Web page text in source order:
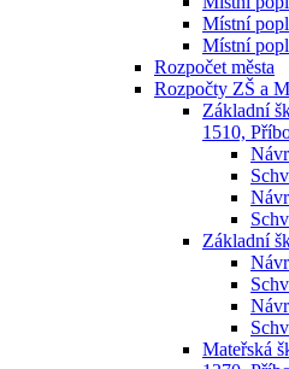
Místní
Místní
Rozpočet města
Rozpočty ZŠ a
Základní
1510,
Základní
Mateřská